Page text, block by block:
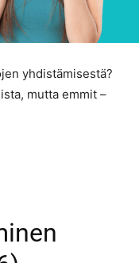
yhdistämisestä?
mutta emmit –